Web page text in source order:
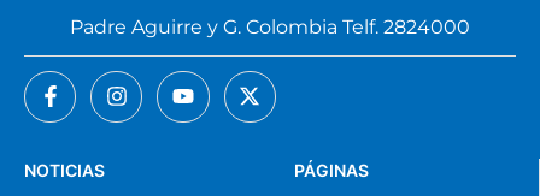
PÁGINAS
NOTICIAS
Padre Aguirre y G. Colombia Telf. 2824000